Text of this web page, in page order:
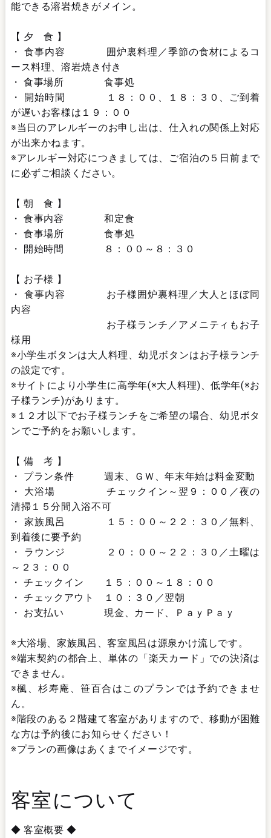
能できる溶岩焼きがメイン。
【 夕 食 】
・ 食事内容 囲炉裏料理／季節の食材によるコ
ース料理、溶岩焼き付き
・ 食事場所 食事処
・ 開始時間 １８：００、１８：３０、ご到着
が遅いお客様は１９：００
※当日のアレルギーのお申し出は、仕入れの関係上対応
が出来かねます。
※アレルギー対応につきましては、ご宿泊の５日前まで
に必ずご相談ください。
【 朝 食 】
・ 食事内容 和定食
・ 食事場所 食事処
・ 開始時間 ８：００～８：３０
【 お子様 】
・ 食事内容 お子様囲炉裏料理／大人とほぼ同
内容
お子様ランチ／アメニティもお子
様用
※小学生ボタンは大人料理、幼児ボタンはお子様ランチ
の設定です。
※サイトにより小学生に高学年(※大人料理)、低学年(※お
子様ランチ)があります。
※１２才以下でお子様ランチをご希望の場合、幼児ボタ
ンでご予約をお願いします。
【 備 考 】
・ プラン条件 週末、ＧＷ、年末年始は料金変動
・ 大浴場 チェックイン～翌９：００／夜の
清掃１５分間入浴不可
・ 家族風呂 １５：００～２２：３０／無料、
到着後に要予約
・ ラウンジ ２０：００～２２：３０／土曜は
～２３：００
・ チェックイン １５：００～１８：００
・ チェックアウト １０：３０／翌朝
・ お支払い 現金、カード、ＰａｙＰａｙ
※大浴場、家族風呂、客室風呂は源泉かけ流しです。
※端末契約の都合上、単体の「楽天カード」での決済は
できません。
※楓、杉寿庵、笹百合はこのプランでは予約できませ
ん。
※階段のある２階建て客室がありますので、移動が困難
な方は予約後にお知らせください！
※プランの画像はあくまでイメージです。
客室について
◆ 客室概要 ◆